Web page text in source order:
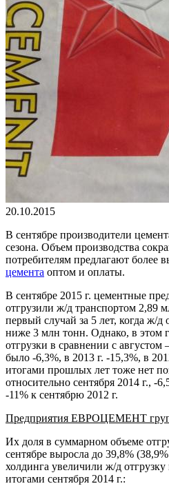
20.10.2015
В сентябре производители
сезона. Объем производства
потребителям предлагают более
цемента оптом и оплаты.
В сентябре 2015 г. цементные
отгрузили ж/д транспортом 2,89
первый случай за 5 лет, когда ж/д
ниже 3 млн тонн. Однако, в этом
отгрузки в сравнении с августом
было -6,3%, в 2013 г. -15,3%, в
итогами прошлых лет тоже нет
относительно сентября 2014 г., -
-11% к сентябрю 2012 г.
Предприятия ЕВРОЦЕМЕНТ
Их доля в суммарном объеме
сентябре выросла до 39,8%
холдинга увеличили ж/д
итогами сентября 2014 г.: